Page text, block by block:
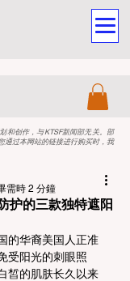
和创作，与KTSF新闻部无关。部
通过本网站的链接进行购买时，我
护的三款独特遮阳
需時 2 分鐘
的华裔美国人正准
受阳光的刺眼照
皙的肌肤长久以来